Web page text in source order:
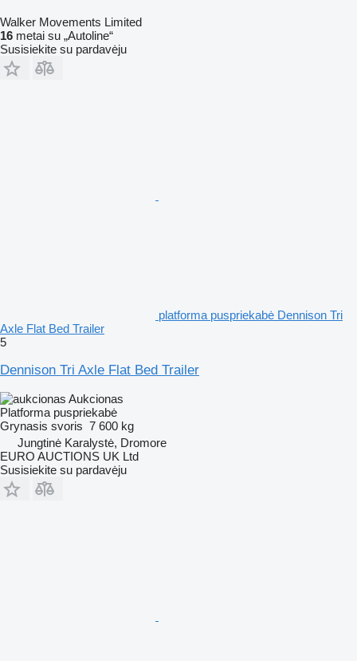
Walker Movements Limited
16 metai su „Autoline“
Susisiekite su pardavėju
platforma puspriekabė Dennison Tri
Axle Flat Bed Trailer
5
Dennison Tri Axle Flat Bed Trailer
Aukcionas
Platforma puspriekabė
Grynasis svoris 7 600 kg
Jungtinė Karalystė, Dromore
EURO AUCTIONS UK Ltd
Susisiekite su pardavėju